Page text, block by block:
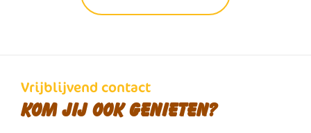
Vrijblijvend contact
Kom jij ook genieten?